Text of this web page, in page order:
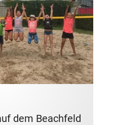
dem Beachfeld